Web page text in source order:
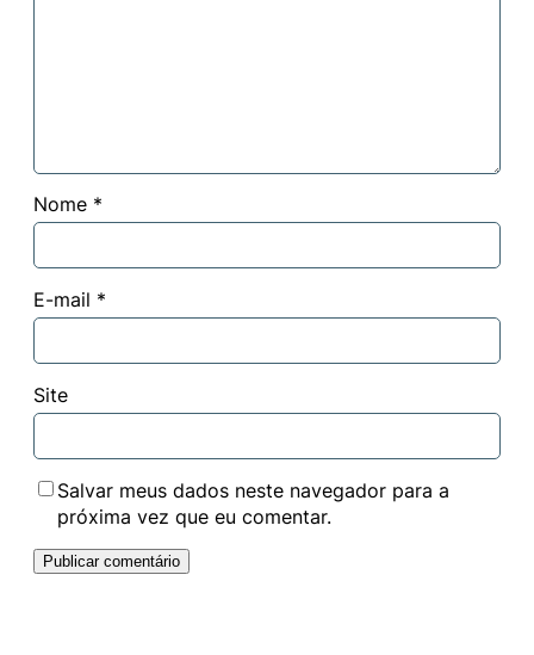
Nome *
E-mail *
Site
Salvar meus dados neste navegador para a
próxima vez que eu comentar.